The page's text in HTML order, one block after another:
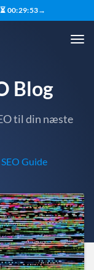
⏳ 00:29:51→
Blog
til din næste
Guide